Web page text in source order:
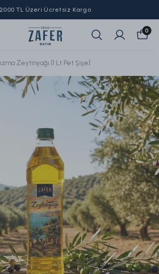
2000 TL Üzeri Ücretsiz Kargo
0
Zeytinyağı [1 Lt Pet Şişe]